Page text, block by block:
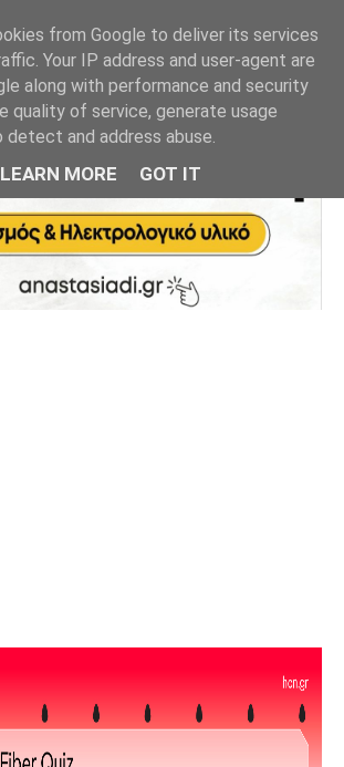
from Google to deliver its services
Your IP address and user-agent are
along with performance and security
quality of service, generate usage
and address abuse.
LEARN MORE GOT IT